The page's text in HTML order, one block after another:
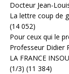
Docteur Jean-
La lettre coup de
(14 052)
Pour ceux qui le
Professeur Didier
LA FRANCE
(1/3) (11 384)